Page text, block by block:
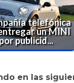
telefónica
un MINI
publicid...
en las